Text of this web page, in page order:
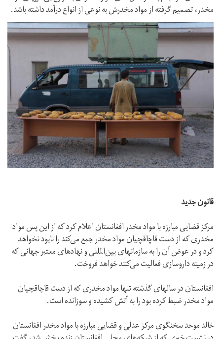
مخدر، تصمیم گرفته از مواد مخدرش به نوعی از انواع درآمد داشته باشد.
قانون جدید
مرکز قضایی مبارزه با مواد مخدر افغانستان اعلام کرد که از این پس مواد
مخدری که از دست قاچاقچیان مواد مخدر جمع می‌کند را نابود نخواهد
کرد و در عوض آن را به سازمانهای بین‌المللی و نهادهای معتبر جهانی که
در زمینه داروسازی فعالیت می‌کنند خواهد فروخت.
افغانستان در سالهای گذشته تنها مواد مخدری که از دست قاچاقچیان
مواد مخدر ضبط کرده بود را به آتش کشیده و سوزانده است.
خالد موحد سخنگوی مرکز عدلی و قضایی مبارزه با مواد مخدر افغانستان